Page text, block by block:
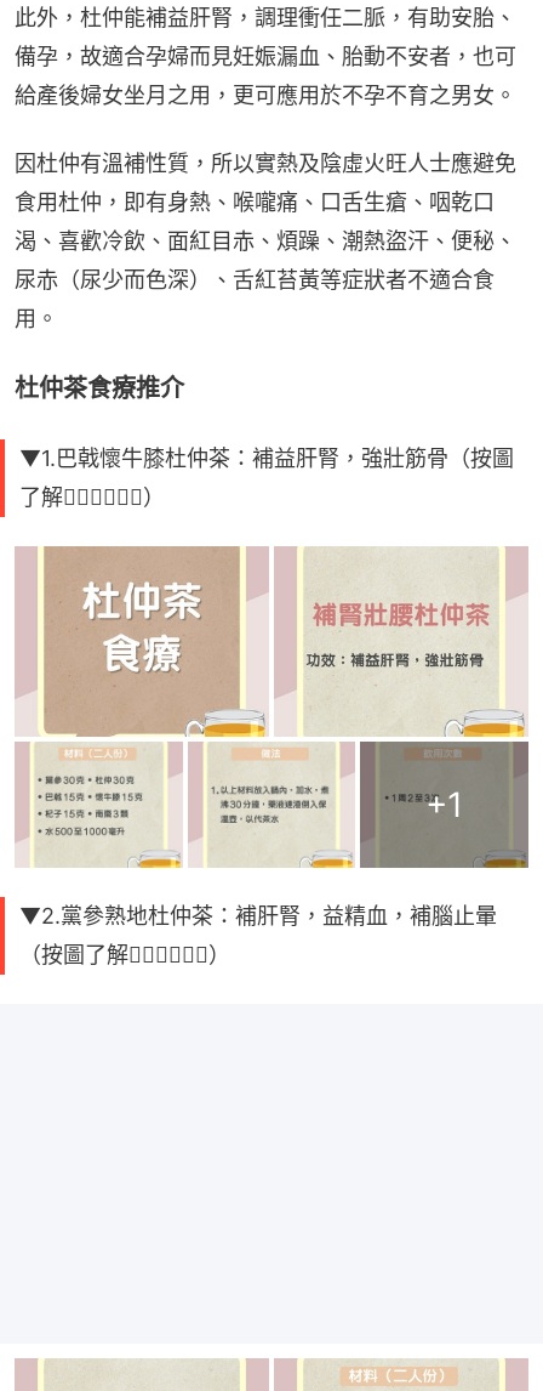
此外，杜仲能補益肝腎，調理衝任二脈，有助安胎、
備孕，故適合孕婦而見妊娠漏血、胎動不安者，也可
給產後婦女坐月之用，更可應用於不孕不育之男女。
因杜仲有溫補性質，所以實熱及陰虛火旺人士應避免
食用杜仲，即有身熱、喉嚨痛、口舌生瘡、咽乾口
渴、喜歡冷飲、面紅目赤、煩躁、潮熱盜汗、便秘、
尿赤（尿少而色深）、舌紅苔黃等症狀者不適合食
用。
杜仲茶食療推介
▼1.巴戟懷牛膝杜仲茶：補益肝腎，強壯筋骨（按圖
了解👇🏻👇🏻👇🏻）
+1
▼2.黨參熟地杜仲茶：補肝腎，益精血，補腦止暈
（按圖了解👇🏻👇🏻👇🏻）